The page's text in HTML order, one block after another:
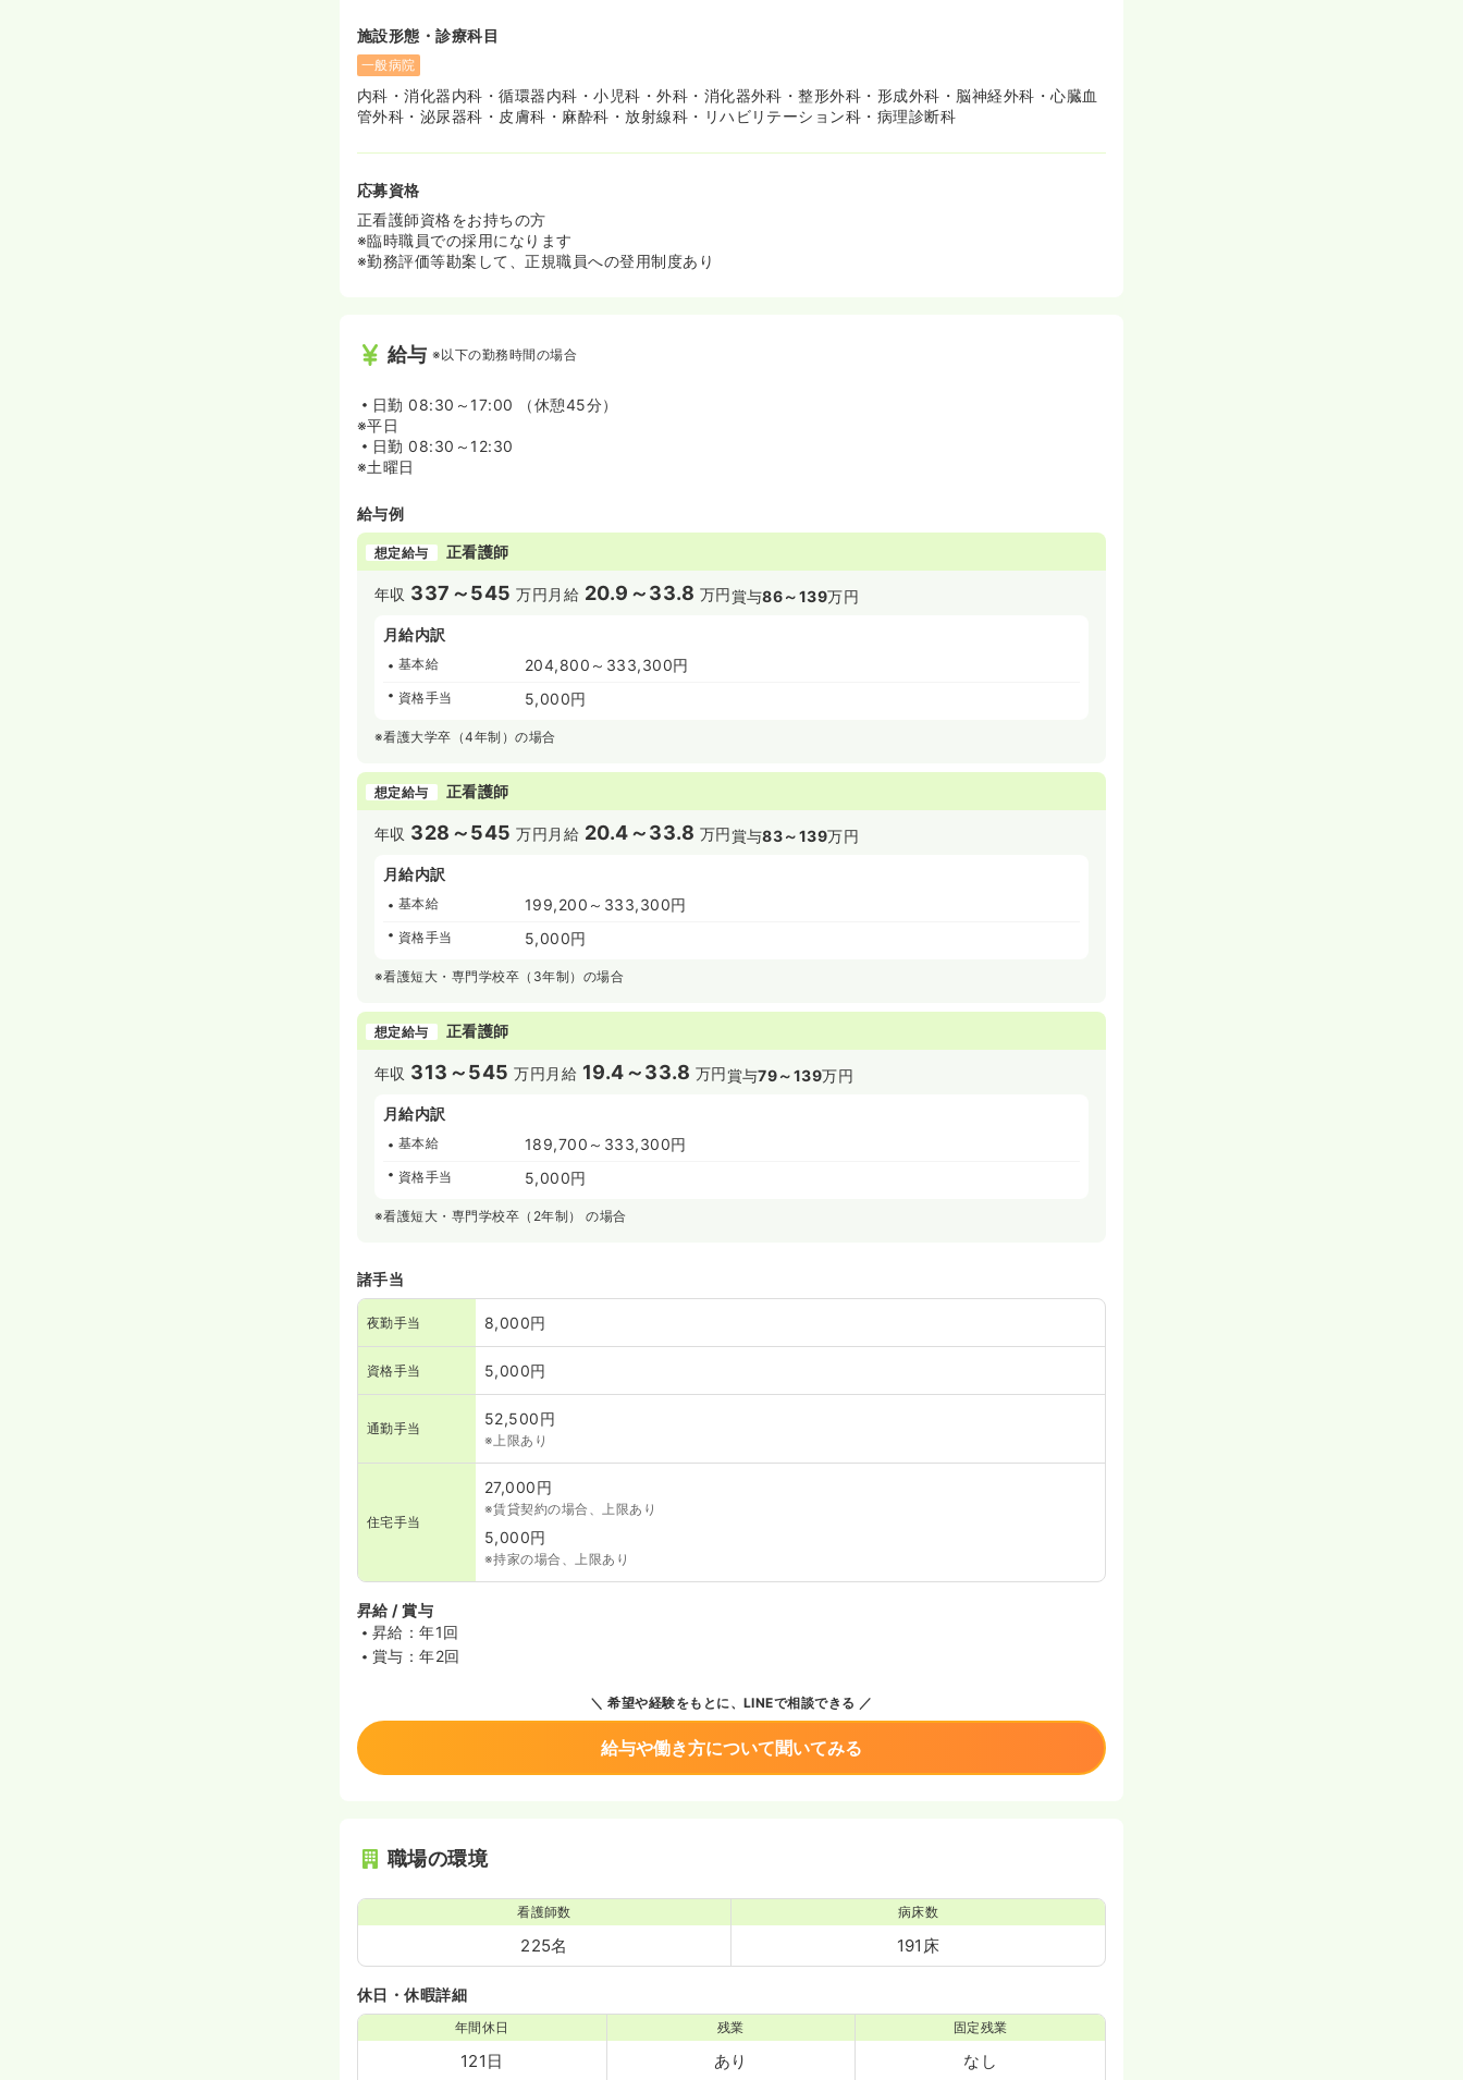
施設形態・診療科目
一般病院
内科・消化器内科・循環器内科・小児科・外科・消化器外科・整形外科・形成外科・脳神経外科・心臓血
管外科・泌尿器科・皮膚科・麻酔科・放射線科・リハビリテーション科・病理診断科
応募資格
正看護師資格をお持ちの方
※臨時職員での採用になります
※勤務評価等勘案して、正規職員への登用制度あり
給与 ※以下の勤務時間の場合
日勤 08:30～17:00 （休憩45分）
※平日
日勤 08:30～12:30
※土曜日
給与例
想定給与 正看護師
年収 337～545 万円 月給 20.9～33.8 万円賞与86～139万円
月給内訳
基本給 204,800～333,300円
資格手当 5,000円
※看護大学卒（4年制）の場合
想定給与 正看護師
年収 328～545 万円 月給 20.4～33.8 万円賞与83～139万円
月給内訳
基本給 199,200～333,300円
資格手当 5,000円
※看護短大・専門学校卒（3年制）の場合
想定給与 正看護師
年収 313～545 万円 月給 19.4～33.8 万円賞与79～139万円
月給内訳
基本給 189,700～333,300円
資格手当 5,000円
※看護短大・専門学校卒（2年制） の場合
諸手当
夜勤手当 8,000円
資格手当 5,000円
通勤手当
52,500円
※上限あり
住宅手当
27,000円
※賃貸契約の場合、上限あり
5,000円
※持家の場合、上限あり
昇給 / 賞与
昇給：年1回
賞与：年2回
希望や経験をもとに、LINEで相談できる
給与や働き方について聞いてみる
職場の環境
看護師数
225名
病床数
191床
休日・休暇詳細
年間休日
121日
残業
あり
固定残業
なし